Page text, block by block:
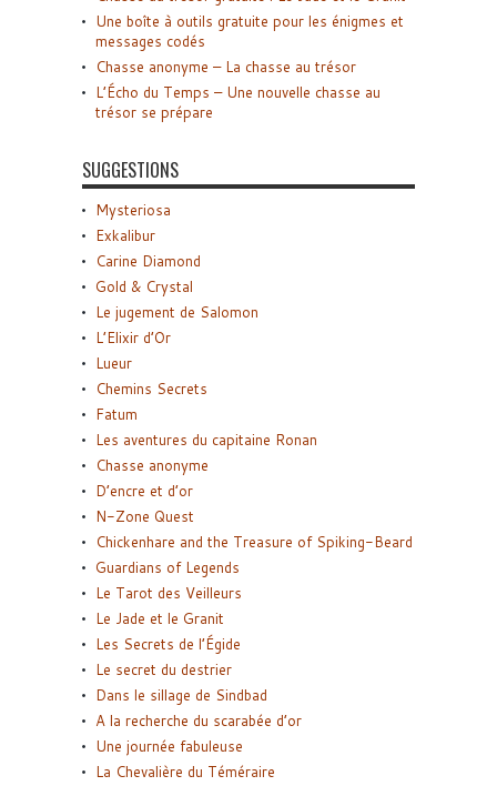
Une boîte à outils gratuite pour les énigmes et
messages codés
Chasse anonyme – La chasse au trésor
L’Écho du Temps – Une nouvelle chasse au
trésor se prépare
SUGGESTIONS
Mysteriosa
Exkalibur
Carine Diamond
Gold & Crystal
Le jugement de Salomon
L’Elixir d’Or
Lueur
Chemins Secrets
Fatum
Les aventures du capitaine Ronan
Chasse anonyme
D’encre et d’or
N-Zone Quest
Chickenhare and the Treasure of Spiking-Beard
Guardians of Legends
Le Tarot des Veilleurs
Le Jade et le Granit
Les Secrets de l’Égide
Le secret du destrier
Dans le sillage de Sindbad
A la recherche du scarabée d’or
Une journée fabuleuse
La Chevalière du Téméraire